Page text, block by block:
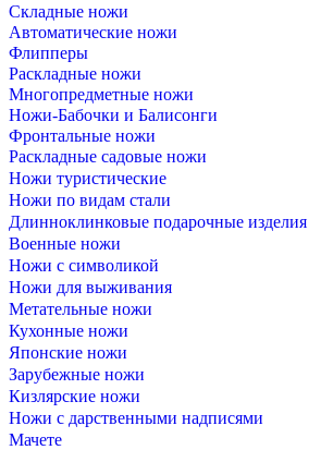
Складные ножи
Автоматические ножи
Флипперы
Раскладные ножи
Многопредметные ножи
Ножи-Бабочки и Балисонги
Фронтальные ножи
Раскладные садовые ножи
Ножи туристические
Ножи по видам стали
Длинноклинковые подарочные изделия
Военные ножи
Ножи с символикой
Ножи для выживания
Метательные ножи
Кухонные ножи
Японские ножи
Зарубежные ножи
Кизлярские ножи
Ножи с дарственными надписями
Мачете